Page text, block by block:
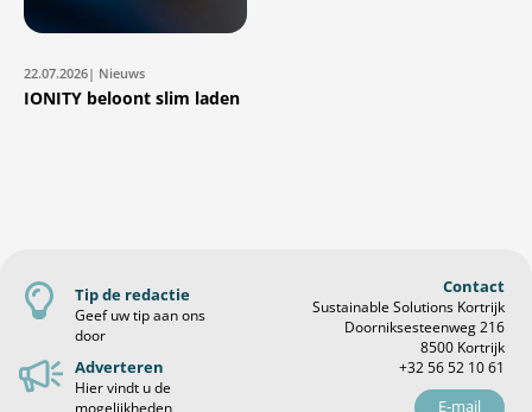
22.07.2026| Nieuws
IONITY beloont slim laden
Tip de redactie
Geef uw tip aan ons
door
Adverteren
Hier vindt u de
mogelijkheden
Contact
Sustainable Solutions Kortrijk
Doorniksesteenweg 216
8500 Kortrijk
+32 56 52 10 61
E-mail